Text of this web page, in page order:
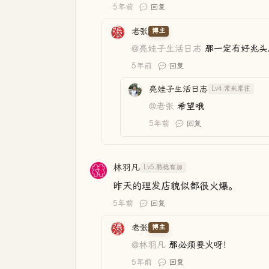
5年前 回复
老张 博主
@亮娃子生活日志 那一定有好兆
5年前 回复
亮娃子生活日志 Lv4.常来常往
@老张 希望哦
5年前 回复
林羽凡 Lv5.熟稔有加
昨天的理发店貌似都很火爆。
5年前 回复
老张 博主
@林羽凡 那必须要火呀！
5年前 回复